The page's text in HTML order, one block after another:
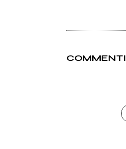
COMMENTI